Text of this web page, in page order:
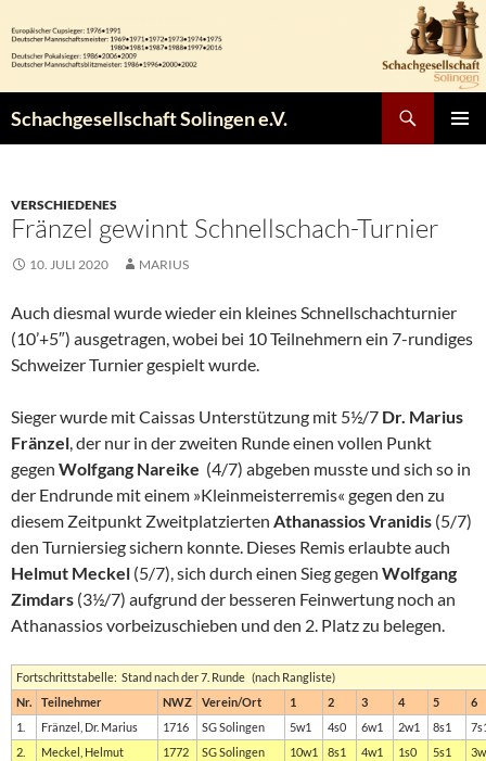
Inhalt
springen
Schachgesellschaft Solingen e.V.
VERSCHIEDENES
Fränzel gewinnt Schnellschach-Turnier
10. JULI 2020 MARIUS
Auch diesmal wurde wieder ein kleines Schnellschachturnier
(10’+5″) ausgetragen, wobei bei 10 Teilnehmern ein 7-rundiges
Schweizer Turnier gespielt wurde.
Sieger wurde mit Caissas Unterstützung mit 5½/7 Dr. Marius
Fränzel, der nur in der zweiten Runde einen vollen Punkt
gegen Wolfgang Nareike (4/7) abgeben musste und sich so in
der Endrunde mit einem »Kleinmeisterremis« gegen den zu
diesem Zeitpunkt Zweitplatzierten Athanassios Vranidis (5/7)
den Turniersieg sichern konnte. Dieses Remis erlaubte auch
Helmut Meckel (5/7), sich durch einen Sieg gegen Wolfgang
Zimdars (3½/7) aufgrund der besseren Feinwertung noch an
Athanassios vorbeizuschieben und den 2. Platz zu belegen.
Fortschrittstabelle: Stand nach der 7. Runde (nach Rangliste)
Nr.
Teilnehmer NWZ Verein/Ort 1 2 3 4 5
6
1.
Fränzel, Dr. Marius 1716 SG Solingen 5w1 4s0 6w1 2w1 8s1
2.
Meckel, Helmut 1772 SG Solingen 10w1 8s1 4w1 1s0 5s1